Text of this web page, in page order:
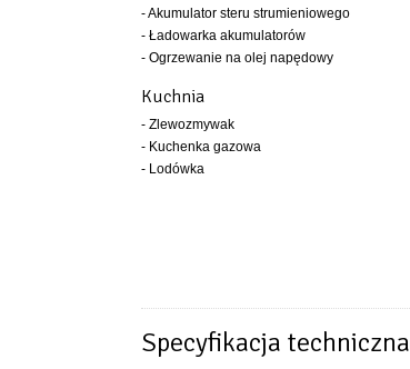
- Akumulator steru strumieniowego
- Ładowarka akumulatorów
- Ogrzewanie na olej napędowy
Kuchnia
- Zlewozmywak
- Kuchenka gazowa
- Lodówka
Specyfikacja techniczna